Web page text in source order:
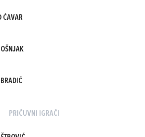
ĆAVAR
PRIČUVNI IGRAČI